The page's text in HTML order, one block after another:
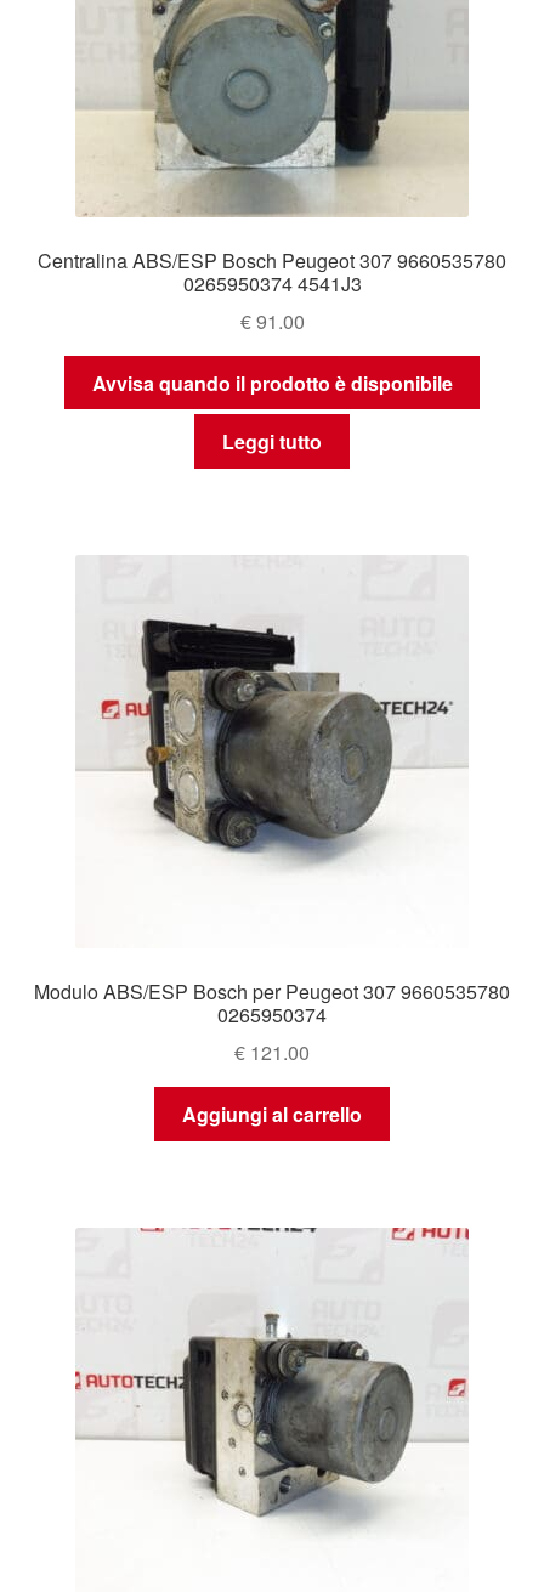
Centralina ABS/ESP Bosch Peugeot 307 9660535780
0265950374 4541J3
€91.00
Avvisa quando il prodotto è disponibile
Leggi tutto
Modulo ABS/ESP Bosch per Peugeot 307 9660535780
0265950374
€ 121.00
Aggiungi al carrello